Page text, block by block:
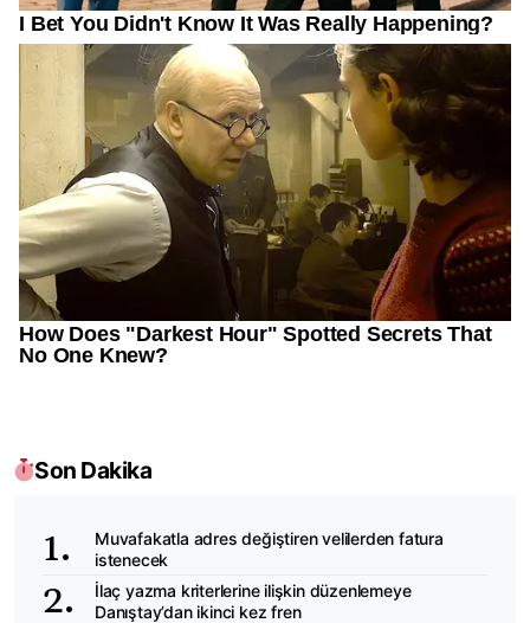
Son Dakika
Muvafakatla adres değiştiren velilerden fatura
istenecek
İlaç yazma kriterlerine ilişkin düzenlemeye
Danıştay’dan ikinci kez fren